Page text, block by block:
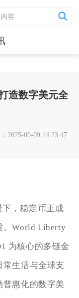
造数字美元全
2025-09-09 14:23:47
，稳定币正成
。World Liberty
为核心的多链金
生活与全球支
惠化的数字美